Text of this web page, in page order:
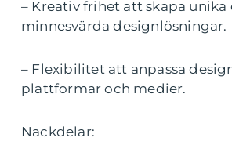
– Kreativ frihet att skapa unika
minnesvärda designlösningar.
– Flexibilitet att anpassa
plattformar och medier.
Nackdelar: